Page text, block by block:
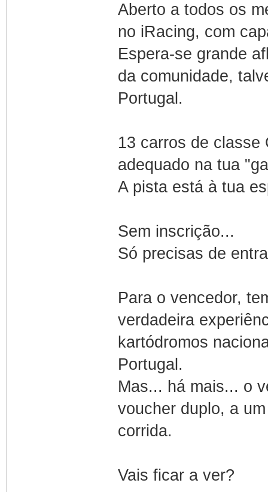
Aberto a todos os
no iRacing, com
Espera-se grande
da comunidade,
Portugal.
13 carros de classe
adequado na tua
A pista está à tua
Sem inscrição...
Só precisas de
Para o vencedor,
verdadeira
kartódromos
Portugal.
Mas... há mais... o
voucher duplo, a
corrida.
Vais ficar a ver?